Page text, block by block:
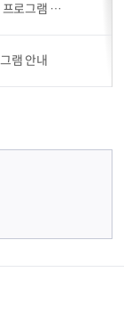
[12월] 12월 선농단도슨트 체험 프로그램 안내
램 안내